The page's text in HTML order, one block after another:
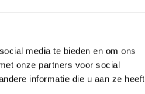
media te bieden en om ons
onze partners voor social
informatie die u aan ze heeft